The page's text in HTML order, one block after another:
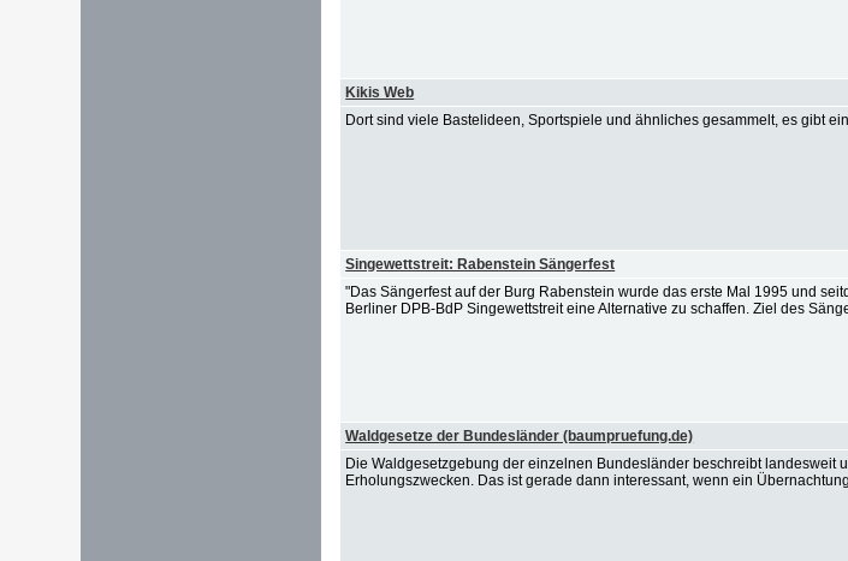
Kikis Web
Dort sind viele Bastelideen, Sportspiele und ähnliches gesammelt, es gibt
Singewettstreit: Rabenstein Sängerfest
"Das Sängerfest auf der Burg Rabenstein wurde das erste Mal 1995 und
Berliner DPB-BdP Singewettstreit eine Alternative zu schaffen. Ziel des
Waldgesetze der Bundesländer (baumpruefung.de)
Die Waldgesetzgebung der einzelnen Bundesländer beschreibt landesweit
Erholungszwecken. Das ist gerade dann interessant, wenn ein